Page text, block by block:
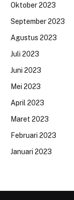
Oktober 2023
September 2023
Agustus 2023
Juli 2023
Juni 2023
Mei 2023
April 2023
Maret 2023
Februari 2023
Januari 2023